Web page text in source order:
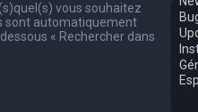
vous souhaitez
sont automatiquement
« Rechercher dans